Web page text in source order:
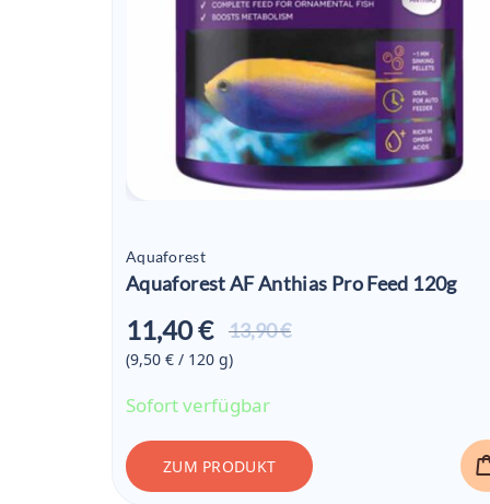
Aquaforest
Aquaforest AF Anthias Pro Feed 120g
13,90 €
11,40 €
Aktueller
(9,50 € / 120 g)
Sofort verfügbar
ZUM PRODUKT